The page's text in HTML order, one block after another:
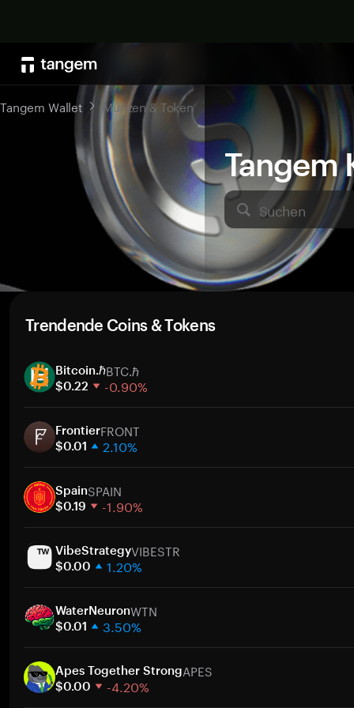
Tangem
Suchen
Tangem Wallet Münzen & Token
Trendende Coins & Tokens
Bitcoin.ℏBTC.ℏ
$0.22 -0.90%
30 Tage
Marktkapitalisierung
FrontierFRONT
$0.01 2.10%
30 Tage
Marktkapitalisierung
SpainSPAIN
$0.19 -1.90%
30 Tage
Marktkapitalisierung
VibeStrategyVIBESTR
$0.00 1.20%
30 Tage
Marktkapitalisierung
WaterNeuronWTN
$0.01 3.50%
30 Tage
Marktkapitalisierung
Apes Together StrongAPES
$0.00 -4.20%